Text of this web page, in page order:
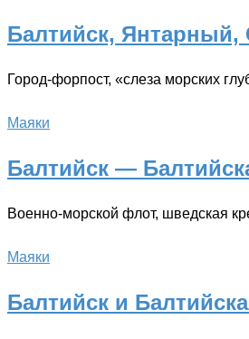
Балтийск, Янтарный,
Город-форпост, «слеза морских
Маяки
Балтийск —
Военно-морской флот, шведская
Маяки
Балтийск и